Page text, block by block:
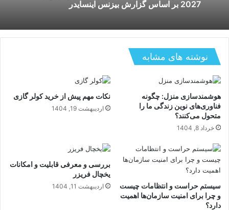
تاخیر عرضه عینک واقعیت ترکیبی متا فونیکس تا
2027 بر اساس گزارش بیزنس اینسایدر
مشکلات یخچال ال جی و روش های عیب یابی و
نگهداری
نوشته های مشابه
هوشمندسازی منزل: چگونه
فناوری‌های نوین زندگی ما را
متحول می‌کنند؟
خرداد 8, 1404
نکات مهم پیش از خرید کولر گازی
اردیبهشت 19, 1404
سیستم حراست و انتظامات چیست
و چرا برای امنیت سازمان‌ها اهمیت
دارد؟
بررسی و معرفی قابلیت و امکانات
یخچال فریزر
اردیبهشت 11, 1404